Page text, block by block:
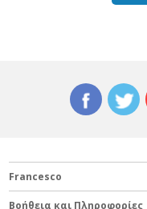
GU05782530
21 AP8152334
22 AP8124985 i
Francesco
Βοήθεια και Πληροφορίες